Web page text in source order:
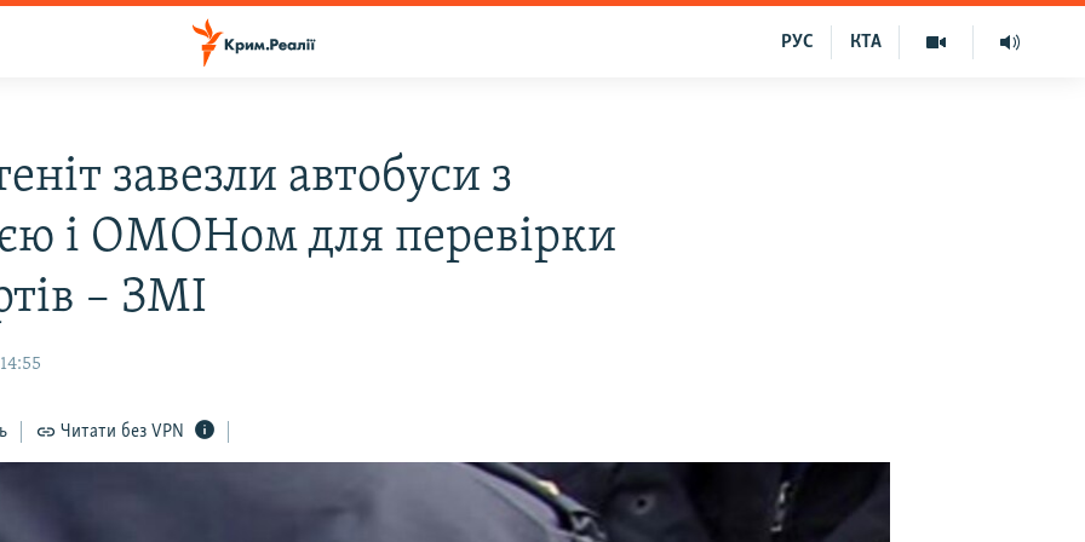
КТА
РУС
завезли автобуси з
і ОМОНом для перевірки
– ЗМІ
Читати без VPN